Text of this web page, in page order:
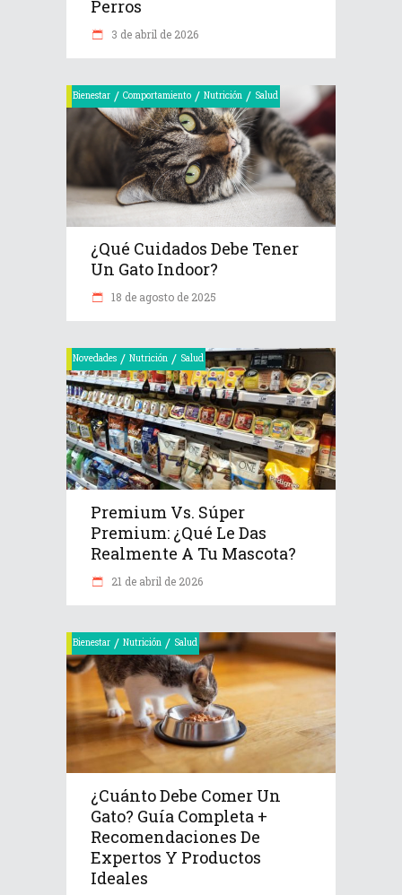
Perros
3 de abril de 2026
Bienestar / Comportamiento / Nutrición / Salud
¿Qué Cuidados Debe Tener
Un Gato Indoor?
18 de agosto de 2025
Novedades / Nutrición / Salud
Premium Vs. Súper
Premium: ¿Qué Le Das
Realmente A Tu Mascota?
21 de abril de 2026
Bienestar / Nutrición / Salud
¿Cuánto Debe Comer Un
Gato? Guía Completa +
Recomendaciones De
Expertos Y Productos
Ideales